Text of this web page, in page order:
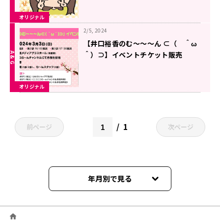
オリジナル
オリジナル
2/5, 2024
【井口裕香のむ～～～ん ⊂（ ＾ω
＾）⊃】イベントチケット販売
前ページ 1 次ページ
年月別で見る
2025年03月